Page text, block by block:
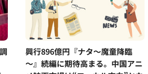
興行896億円『ナタ～魔童降臨
～』続編に期待高まる。中国アニ